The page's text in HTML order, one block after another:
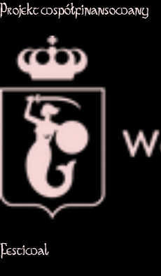
Projekt współfinansowany
Festiwal